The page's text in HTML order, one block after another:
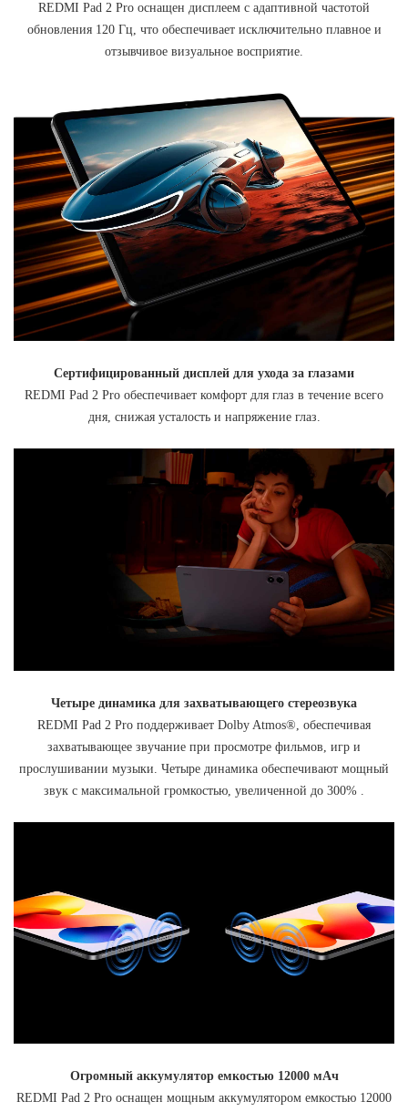
REDMI Pad 2 Pro оснащен дисплеем с адаптивной частотой
обновления 120 Гц, что обеспечивает исключительно плавное и
отзывчивое визуальное восприятие.
Сертифицированный дисплей для ухода за глазами
REDMI Pad 2 Pro обеспечивает комфорт для глаз в течение всего
дня, снижая усталость и напряжение глаз.
Четыре динамика для захватывающего стереозвука
REDMI Pad 2 Pro поддерживает Dolby Atmos®, обеспечивая
захватывающее звучание при просмотре фильмов, игр и
прослушивании музыки. Четыре динамика обеспечивают мощный
звук с максимальной громкостью, увеличенной до 300% .
Огромный аккумулятор емкостью 12000 мАч
REDMI Pad 2 Pro оснащен мощным аккумулятором емкостью 12000